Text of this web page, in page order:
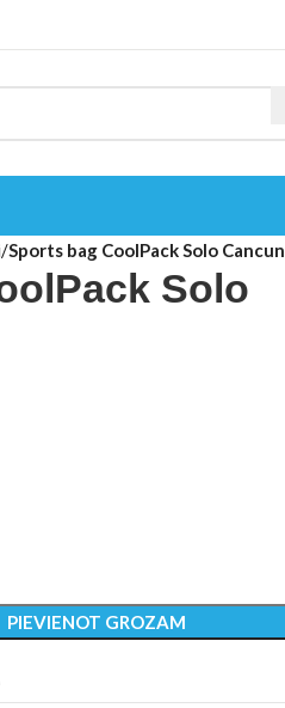
Sports bag CoolPack Solo Cancun
Solo
PIEVIENOT GROZAM